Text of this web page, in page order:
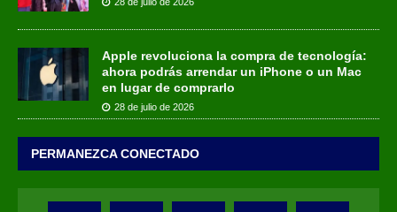
Apple revoluciona la compra de tecnología:
ahora podrás arrendar un iPhone o un Mac
en lugar de comprarlo
28 de julio de 2026
PERMANEZCA CONECTADO